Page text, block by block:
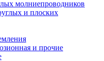
молниепроводников
и плоских
и прочие